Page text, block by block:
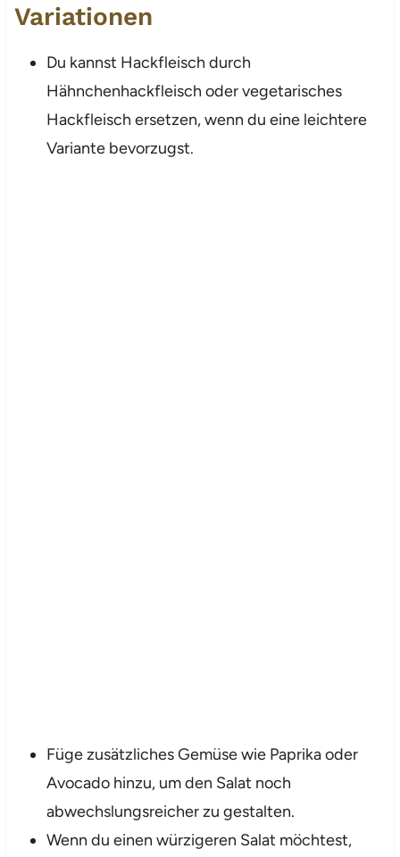
Variationen
Du kannst Hackfleisch durch
Hähnchenhackfleisch oder vegetarisches
Hackfleisch ersetzen, wenn du eine leichtere
Variante bevorzugst.
Füge zusätzliches Gemüse wie Paprika oder
Avocado hinzu, um den Salat noch
abwechslungsreicher zu gestalten.
Wenn du einen würzigeren Salat möchtest,